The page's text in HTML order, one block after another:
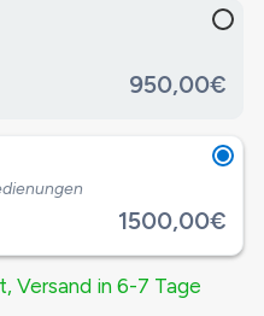
950,00€
1500,00€
Versand in 6-7 Tage